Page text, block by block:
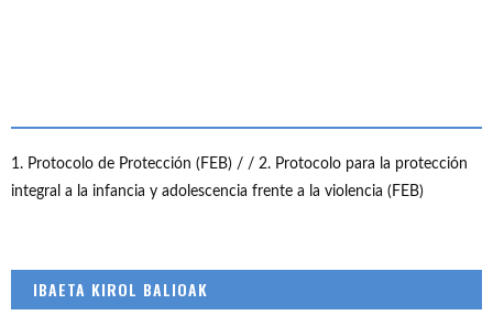
1. Protocolo de Protección (FEB) / / 2. Protocolo para la protección
integral a la infancia y adolescencia frente a la violencia (FEB)
IBAETA KIROL BALIOAK